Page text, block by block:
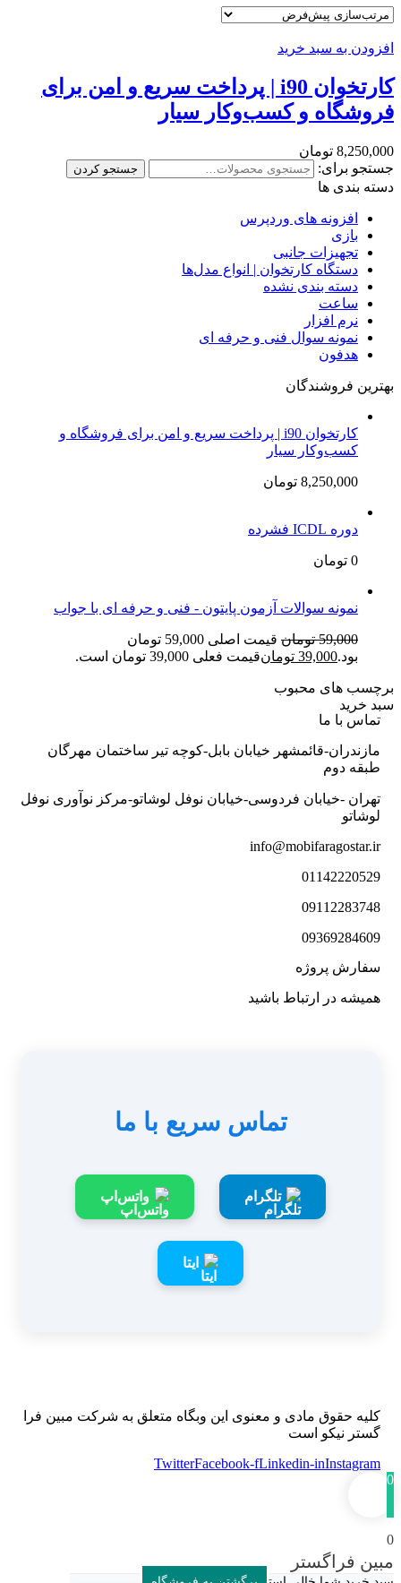
افزودن به سبد خرید
کارتخوان i90 | پرداخت سریع و امن برای
فروشگاه و کسب‌وکار سیار
8,250,000 تومان
جستجو برای:
جستجو کردن
دسته بندی ها
افزونه های وردپرس
بازی
تجهیزات جانبی
دستگاه کارتخوان | انواع مدل‌ها
دسته بندی نشده
ساعت
نرم افزار
نمونه سوال فنی و حرفه ای
هدفون
بهترین فروشندگان
کارتخوان i90 | پرداخت سریع و امن برای فروشگاه و
کسب‌وکار سیار
8,250,000 تومان
دوره ICDL فشرده
0 تومان
نمونه سوالات آزمون پایتون - فنی و حرفه ای با جواب
59,000 تومان
قیمت اصلی 59,000 تومان
بود.39,000 تومانقیمت فعلی 39,000 تومان است.
برچسب های محبوب
سبد خرید
تماس با ما
مازندران-قائمشهر خیابان بابل-کوچه تیر ساختمان مهرگان
طبقه دوم
تهران -خیابان فردوسی-خیابان نوفل لوشاتو-مرکز نوآوری نوفل
لوشاتو
info@mobifaragostar.ir
01142220529
09112283748
09369284609
سفارش پروژه
همیشه در ارتباط باشید
تماس سریع با ما
تلگرام واتس‌اپ
ایتا
کلیه حقوق مادی و معنوی این وبگاه متعلق به شرکت مبین فرا
گستر نیکو است
TwitterFacebook-fLinkedin-inInstagram
0
0
مبین فراگستر